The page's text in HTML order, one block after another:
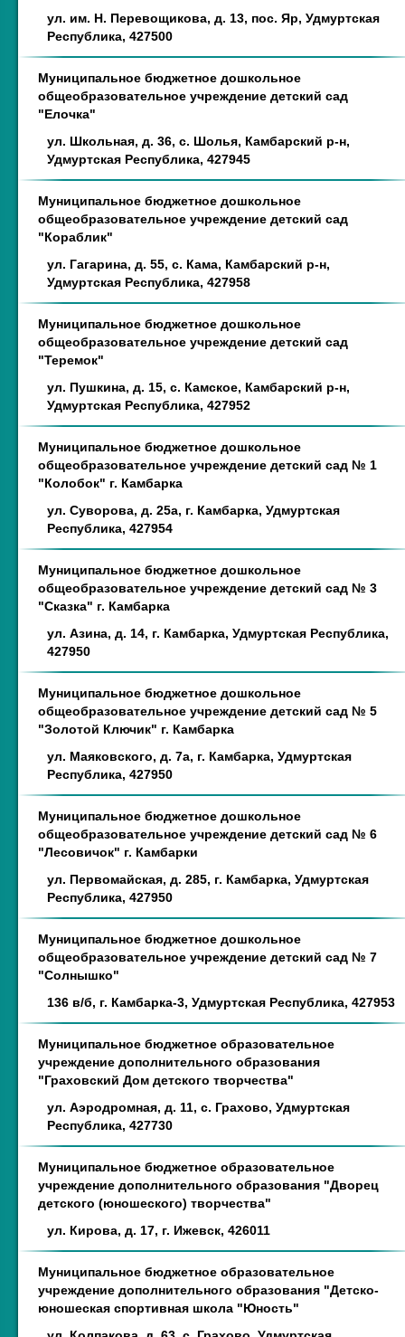
ул. им. Н. Перевощикова, д. 13, пос. Яр, Удмуртская
Республика, 427500
Муниципальное бюджетное дошкольное
общеобразовательное учреждение детский сад
"Елочка"
ул. Школьная, д. 36, с. Шолья, Камбарский р-н,
Удмуртская Республика, 427945
Муниципальное бюджетное дошкольное
общеобразовательное учреждение детский сад
"Кораблик"
ул. Гагарина, д. 55, с. Кама, Камбарский р-н,
Удмуртская Республика, 427958
Муниципальное бюджетное дошкольное
общеобразовательное учреждение детский сад
"Теремок"
ул. Пушкина, д. 15, с. Камское, Камбарский р-н,
Удмуртская Республика, 427952
Муниципальное бюджетное дошкольное
общеобразовательное учреждение детский сад № 1
"Колобок" г. Камбарка
ул. Суворова, д. 25а, г. Камбарка, Удмуртская
Республика, 427954
Муниципальное бюджетное дошкольное
общеобразовательное учреждение детский сад № 3
"Сказка" г. Камбарка
ул. Азина, д. 14, г. Камбарка, Удмуртская Республика,
427950
Муниципальное бюджетное дошкольное
общеобразовательное учреждение детский сад № 5
"Золотой Ключик" г. Камбарка
ул. Маяковского, д. 7а, г. Камбарка, Удмуртская
Республика, 427950
Муниципальное бюджетное дошкольное
общеобразовательное учреждение детский сад № 6
"Лесовичок" г. Камбарки
ул. Первомайская, д. 285, г. Камбарка, Удмуртская
Республика, 427950
Муниципальное бюджетное дошкольное
общеобразовательное учреждение детский сад № 7
"Солнышко"
136 в/б, г. Камбарка-3, Удмуртская Республика, 427953
Муниципальное бюджетное образовательное
учреждение дополнительного образования
"Граховский Дом детского творчества"
ул. Аэродромная, д. 11, с. Грахово, Удмуртская
Республика, 427730
Муниципальное бюджетное образовательное
учреждение дополнительного образования "Дворец
детского (юношеского) творчества"
ул. Кирова, д. 17, г. Ижевск, 426011
Муниципальное бюджетное образовательное
учреждение дополнительного образования "Детско-
юношеская спортивная школа "Юность"